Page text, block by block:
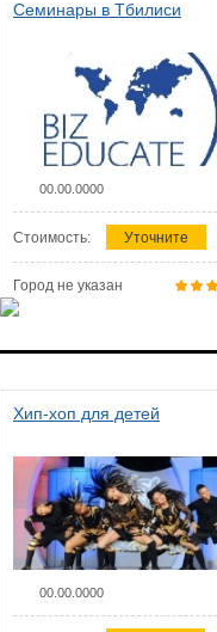
Семинары в Тбилиси
00.00.0000
Стоимость: Уточните
Город не указан
Хип-хоп для детей
00.00.0000